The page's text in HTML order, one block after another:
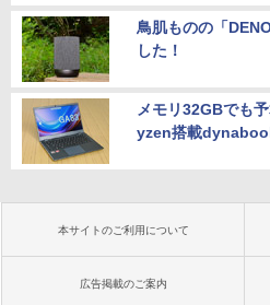
鳥肌ものの「
した！
メモリ32GBでも
yzen搭載
本サイトのご利用について
広告掲載のご案内